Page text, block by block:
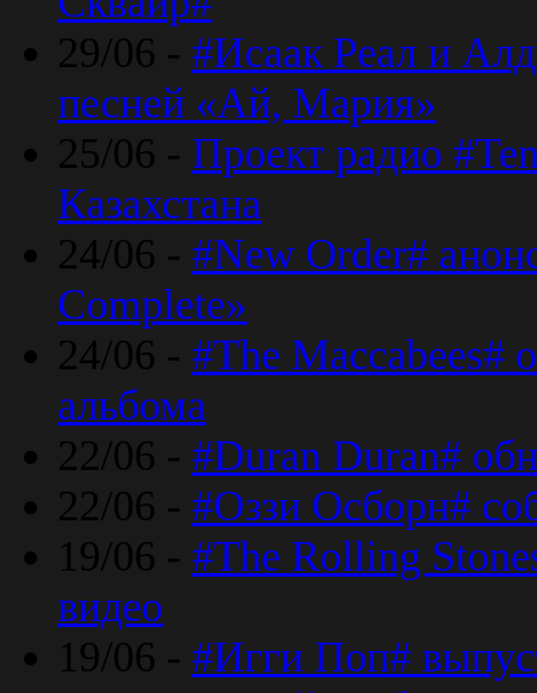
29/06 - #Исаак Реал и
песней «Ай, Мария»
25/06 - Проект радио
Казахстана
24/06 - #New Order#
Complete»
24/06 - #The Maccabees#
альбома
22/06 - #Duran Duran#
22/06 - #Оззи Осборн#
19/06 - #The Rolling
видео
19/06 - #Игги Поп#